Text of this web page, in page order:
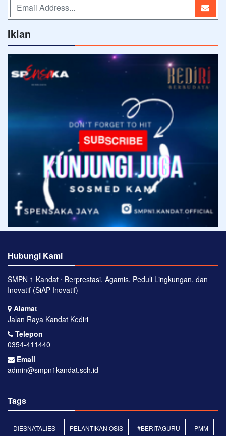
Iklan
Hubungi Kami
SMPN 1 Kandat ⋅ Berprestasi, Agamis, Peduli Lingkungan, dan
Inovatif (SiAP Inovatif)
Alamat
Jalan Raya Kandat Kediri
Telepon
0354-411440
Email
admin@smpn1kandat.sch.id
Tags
DIESNATALIES PELANTIKAN OSIS #BERITAGURU PMM